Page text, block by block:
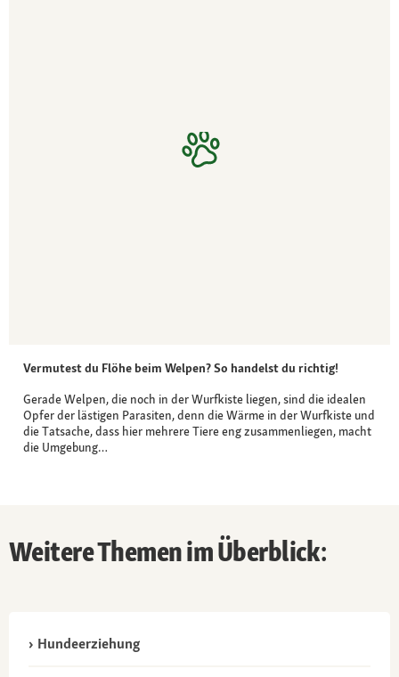
Vermutest du Flöhe beim Welpen? So handelst du richtig!
Gerade Welpen, die noch in der Wurfkiste liegen, sind die idealen
Opfer der lästigen Parasiten, denn die Wärme in der Wurfkiste und
die Tatsache, dass hier mehrere Tiere eng zusammenliegen, macht
die Umgebung…
Weitere Themen im Überblick:
Hundeerziehung